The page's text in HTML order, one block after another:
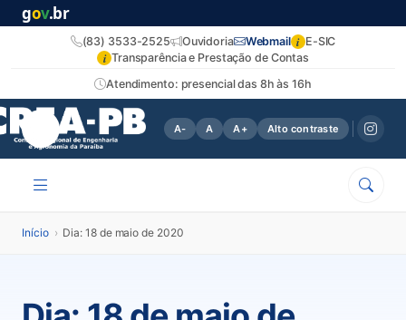
gov.br
Atendimento: presencial das 8h às 16h
(83) 3533-2525 Ouvidoria Webmail i E-SIC
i Transparência e Prestação de Contas
A- A A+ Alto contraste
Início › Dia: 18 de maio de 2020